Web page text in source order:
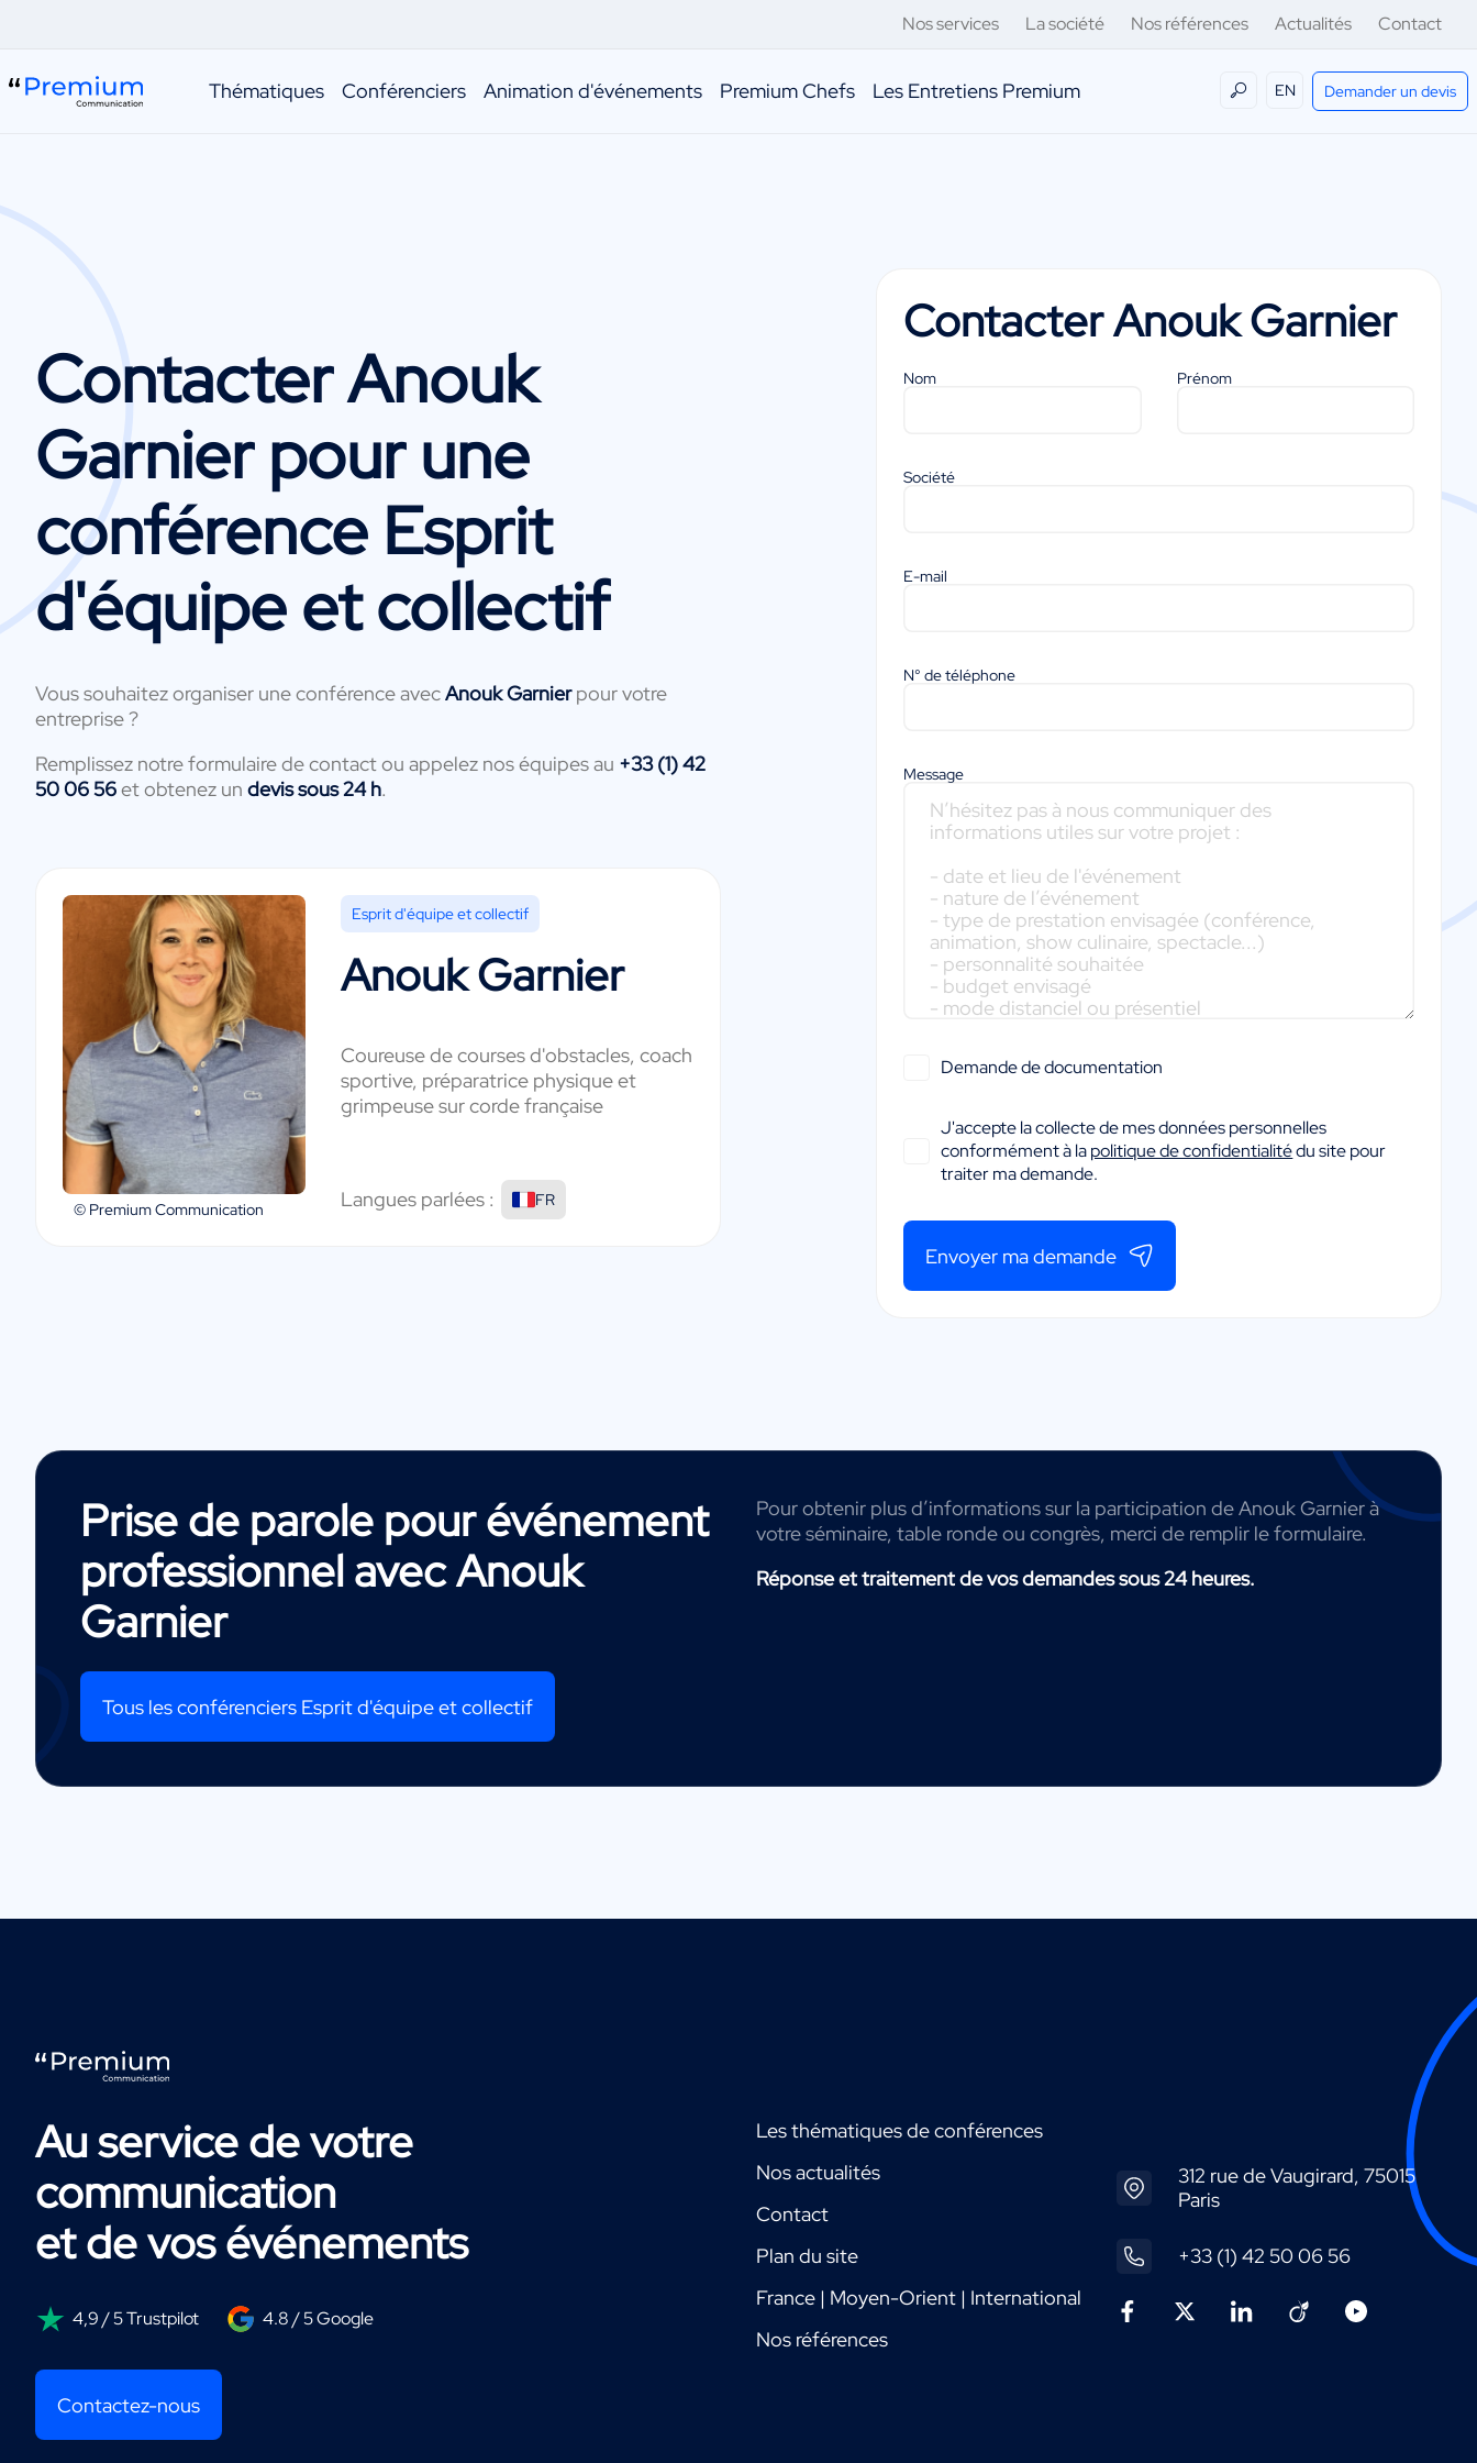
Nos services La société Nos références Actualités Contact
Thématiques Conférenciers Animation d'événements Premium Chefs Les Entretiens Premium EN Demander un devis
ContacterAnouk
Garnierpour une
conférence Esprit
d'équipe et collectif
Vous souhaitez organiser une conférence avecAnouk Garnierpour votre
entreprise ?
Remplissez notre formulaire de contact ou appelez nos équipes au +33 (1) 42
50 06 56et obtenez un devis sous 24 h.
© Premium Communication
Esprit d'équipe et collectif
Anouk Garnier
Coureuse de courses d'obstacles, coach
sportive, préparatrice physique et
grimpeuse sur corde française
Langues parlées : FR
ContacterAnouk Garnier
Nom Prénom
Société
E-mail
N° de téléphone
Message
Demande de documentation
J'accepte la collecte de mes données personnelles
conformément à lapolitique de confidentialitédu site pour
traiter ma demande.
Envoyer ma demande
Prise de parole pour événement
professionnel avecAnouk
Garnier
Tous les conférenciers Esprit d'équipe et collectif
Pour obtenir plus d’informations sur la participation de Anouk Garnier à
votre séminaire, table ronde ou congrès, merci de remplir le formulaire.
Réponse et traitement de vos demandes sous 24 heures.
Au service de votre
communication
et de vos événements
4,9 / 5 Trustpilot 4.8 / 5 Google
Contactez-nous
Les thématiques de conférences
Nos actualités
Contact
Plan du site
France | Moyen-Orient | International
Nos références
312 rue de Vaugirard, 75015
Paris
+33 (1) 42 50 06 56